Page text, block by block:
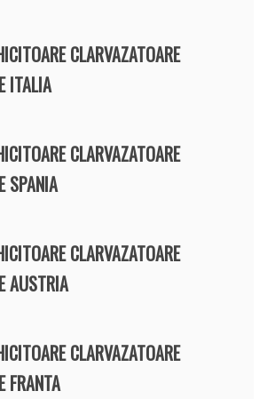
CLARVAZATOARE
ITALIA
CLARVAZATOARE
SPANIA
CLARVAZATOARE
AUSTRIA
CLARVAZATOARE
FRANTA